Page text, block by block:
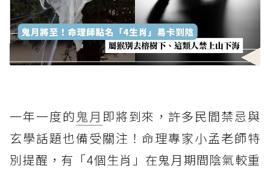
一年一度的鬼月 即將到來，許多民間禁忌與
玄學話題也備受關注！命理專家小孟老師特
別提醒，有「4個生肖」在鬼月期間陰氣較重